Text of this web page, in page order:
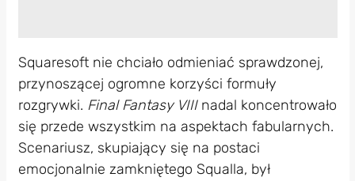
Squaresoft nie chciało odmieniać sprawdzonej,
przynoszącej ogromne korzyści formuły
rozgrywki. Final Fantasy VIII nadal koncentrowało
się przede wszystkim na aspektach fabularnych.
Scenariusz, skupiający się na postaci
emocjonalnie zamkniętego Squalla, był